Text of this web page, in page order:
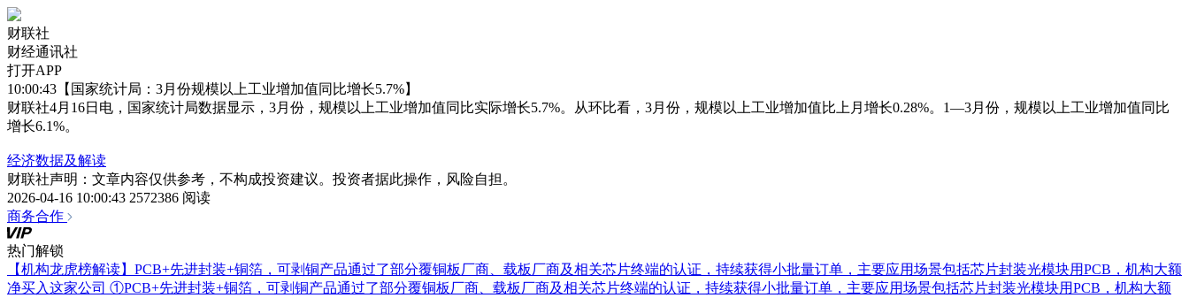
财联社
财经通讯社
打开APP
10:00:43【国家统计局：3月份规模以上工业增加值同比增长5.7%】
财联社4月16日电，国家统计局数据显示，3月份，规模以上工业增加值同比实际增长5.7%。从环比看，3月份，规模以上工业增加值比上月增长0.28%。1—3月份，规模以上工业增加值同比
增长6.1%。
经济数据及解读
财联社声明：文章内容仅供参考，不构成投资建议。投资者据此操作，风险自担。
2026-04-16 10:00:43 2572386 阅读
商务合作
热门解锁
【机构龙虎榜解读】PCB+先进封装+铜箔，可剥铜产品通过了部分覆铜板厂商、载板厂商及相关芯片终端的认证，持续获得小批量订单，主要应用场景包括芯片封装光模块用PCB，机构大额
净买入这家公司 ①PCB+先进封装+铜箔，可剥铜产品通过了部分覆铜板厂商、载板厂商及相关芯片终端的认证，持续获得小批量订单，主要应用场景包括芯片封装光模块用PCB，机构大额